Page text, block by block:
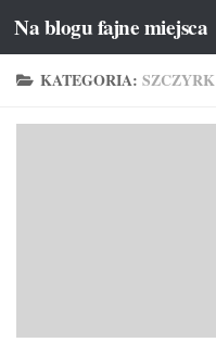
Przeskocz do treści
Na blogu fajne miejsca
KATEGORIA: SZCZYRK